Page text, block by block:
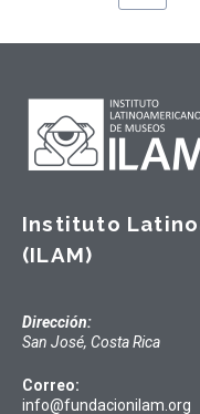
Instituto
(ILAM)
Dirección:
San José, Costa Rica
Correo:
info@fundacionilam.org